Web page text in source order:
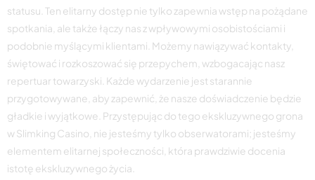
statusu. Ten elitarny dostęp nie tylko zapewnia wstęp na pożądane
spotkania, ale także łączy nas z wpływowymi osobistościami i
podobnie myślącymi klientami. Możemy nawiązywać kontakty,
świętować i rozkoszować się przepychem, wzbogacając nasz
repertuar towarzyski. Każde wydarzenie jest starannie
przygotowywane, aby zapewnić, że nasze doświadczenie będzie
gładkie i wyjątkowe. Przystępując do tego ekskluzywnego grona
w Slimking Casino, nie jesteśmy tylko obserwatorami; jesteśmy
elementem elitarnej społeczności, która prawdziwie docenia
istotę ekskluzywnego życia.